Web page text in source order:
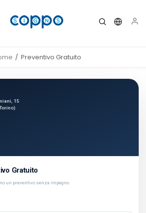
Preventivo Gratuito
15
Gratuito
un preventivo senza impegno.